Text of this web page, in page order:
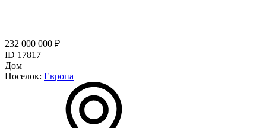
232 000 000 ₽
ID 17817
Дом
Поселок: Европа